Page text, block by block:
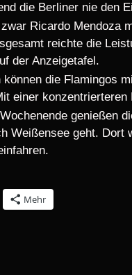
die Berliner nie den
Ricardo Mendoza
reichte die
der Anzeigetafel.
die Flamingos
einer
genießen
Weißensee geht.
Mehr